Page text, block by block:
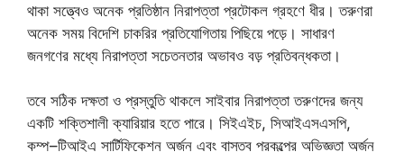
থাকা সত্ত্বেও অনেক প্রতিষ্ঠান নিরাপত্তা প্রটোকল গ্রহণে ধীর। তরুণরা
অনেক সময় বিদেশি চাকরির প্রতিযোগিতায় পিছিয়ে পড়ে। সাধারণ
জনগণের মধ্যে নিরাপত্তা সচেতনতার অভাবও বড় প্রতিবন্ধকতা।
তবে সঠিক দক্ষতা ও প্রস্তুতি থাকলে সাইবার নিরাপত্তা তরুণদের জন্য
একটি শক্তিশালী ক্যারিয়ার হতে পারে। সিইএইচ, সিআইএসএসপি,
কম্প–টিআইএ সার্টিফিকেশন অর্জন এবং বাস্তব প্রকল্পের অভিজ্ঞতা অর্জন